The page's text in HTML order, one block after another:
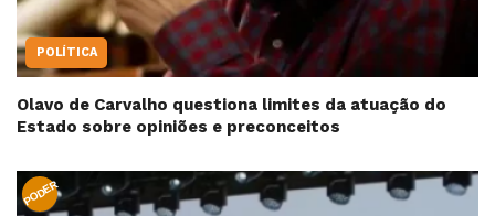
POLÍTICA
Olavo de Carvalho questiona limites da atuação do
Estado sobre opiniões e preconceitos
PODER